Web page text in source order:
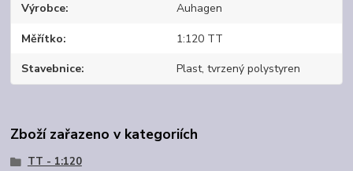
Výrobce Auhagen
Měřítko 1:120 TT
Stavebnice Plast, tvrzený polystyren
Zboží zařazeno v kategoriích
TT - 1:120